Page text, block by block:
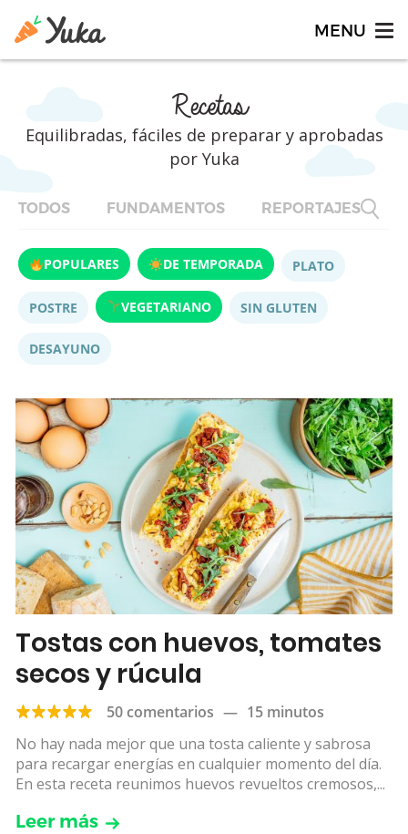
Recetas
Equilibradas, fáciles de preparar y aprobadas
por Yuka
TODOS FUNDAMENTOS REPORTAJES
POPULARES DE TEMPORADA PLATO
POSTRE VEGETARIANO SIN GLUTEN
DESAYUNO
Tostas con huevos, tomates
secos y rúcula
50 comentarios — 15 minutos
No hay nada mejor que una tosta caliente y sabrosa
para recargar energías en cualquier momento del día.
En esta receta reunimos huevos revueltos cremosos,...
Leer más